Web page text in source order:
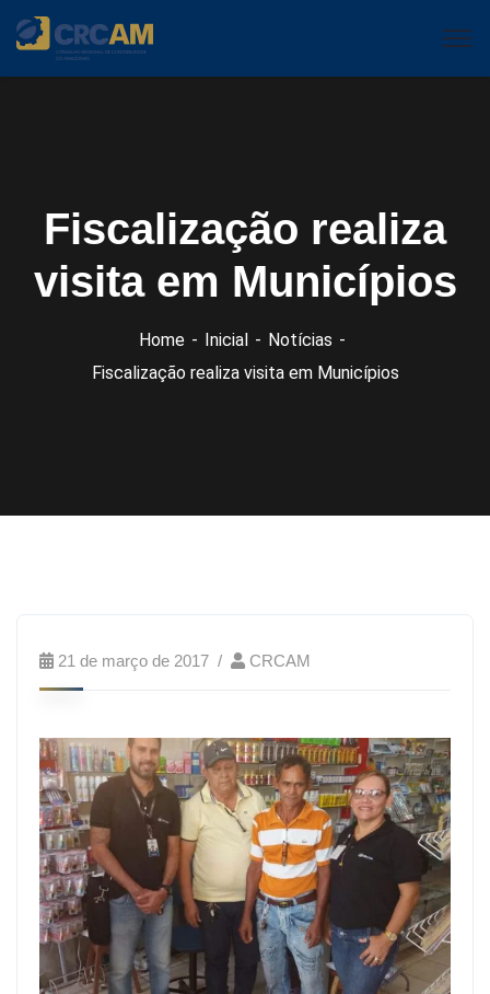
Fiscalização realiza
visita em Municípios
Home Inicial
Notícias
Fiscalização realiza visita em Municípios
21 de março de 2017 CRCAM